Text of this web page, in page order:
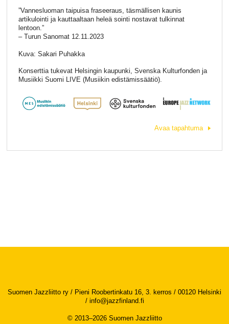
”Vannesluoman taipuisa fraseeraus, täsmällisen kaunis
artikulointi ja kauttaaltaan heleä sointi nostavat tulkinnat
lentoon.”
– Turun Sanomat 12.11.2023
Kuva: Sakari Puhakka
Konserttia tukevat Helsingin kaupunki, Svenska Kulturfonden ja
Musiikki Suomi LIVE (Musiikin edistämissäätiö).
Avaa tapahtuma
Suomen Jazzliitto ry / Pieni Roobertinkatu 16, 3. kerros / 00120 Helsinki
/ info@jazzfinland.fi
© 2013–2026 Suomen Jazzliitto